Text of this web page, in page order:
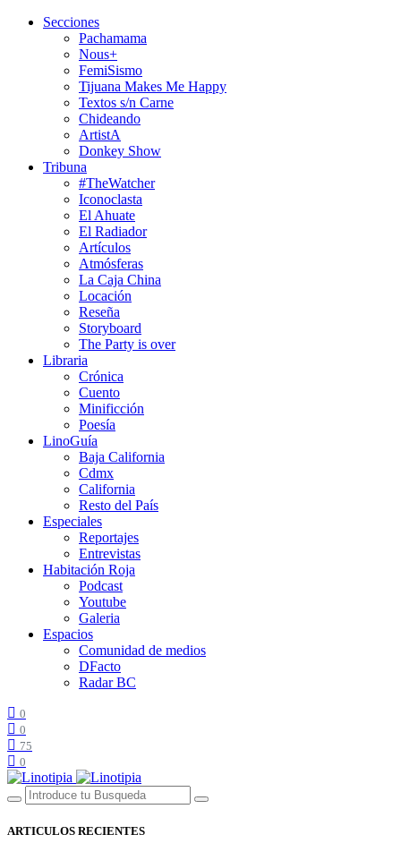
Secciones
Pachamama
Nous+
FemiSismo
Tijuana Makes Me Happy
Textos s/n Carne
Chideando
ArtistA
Donkey Show
Tribuna
#TheWatcher
Iconoclasta
El Ahuate
El Radiador
Artículos
Atmósferas
La Caja China
Locación
Reseña
Storyboard
The Party is over
Libraria
Crónica
Cuento
Minificción
Poesía
LinoGuía
Baja California
Cdmx
California
Resto del País
Especiales
Reportajes
Entrevistas
Habitación Roja
Podcast
Youtube
Galeria
Espacios
Comunidad de medios
DFacto
Radar BC
0
0
75
0
ARTICULOS RECIENTES